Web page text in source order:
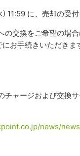
11:59 に、売却の受付
の交換をご希望の場
にお手続きいただきま
チャージおよび交換
news/